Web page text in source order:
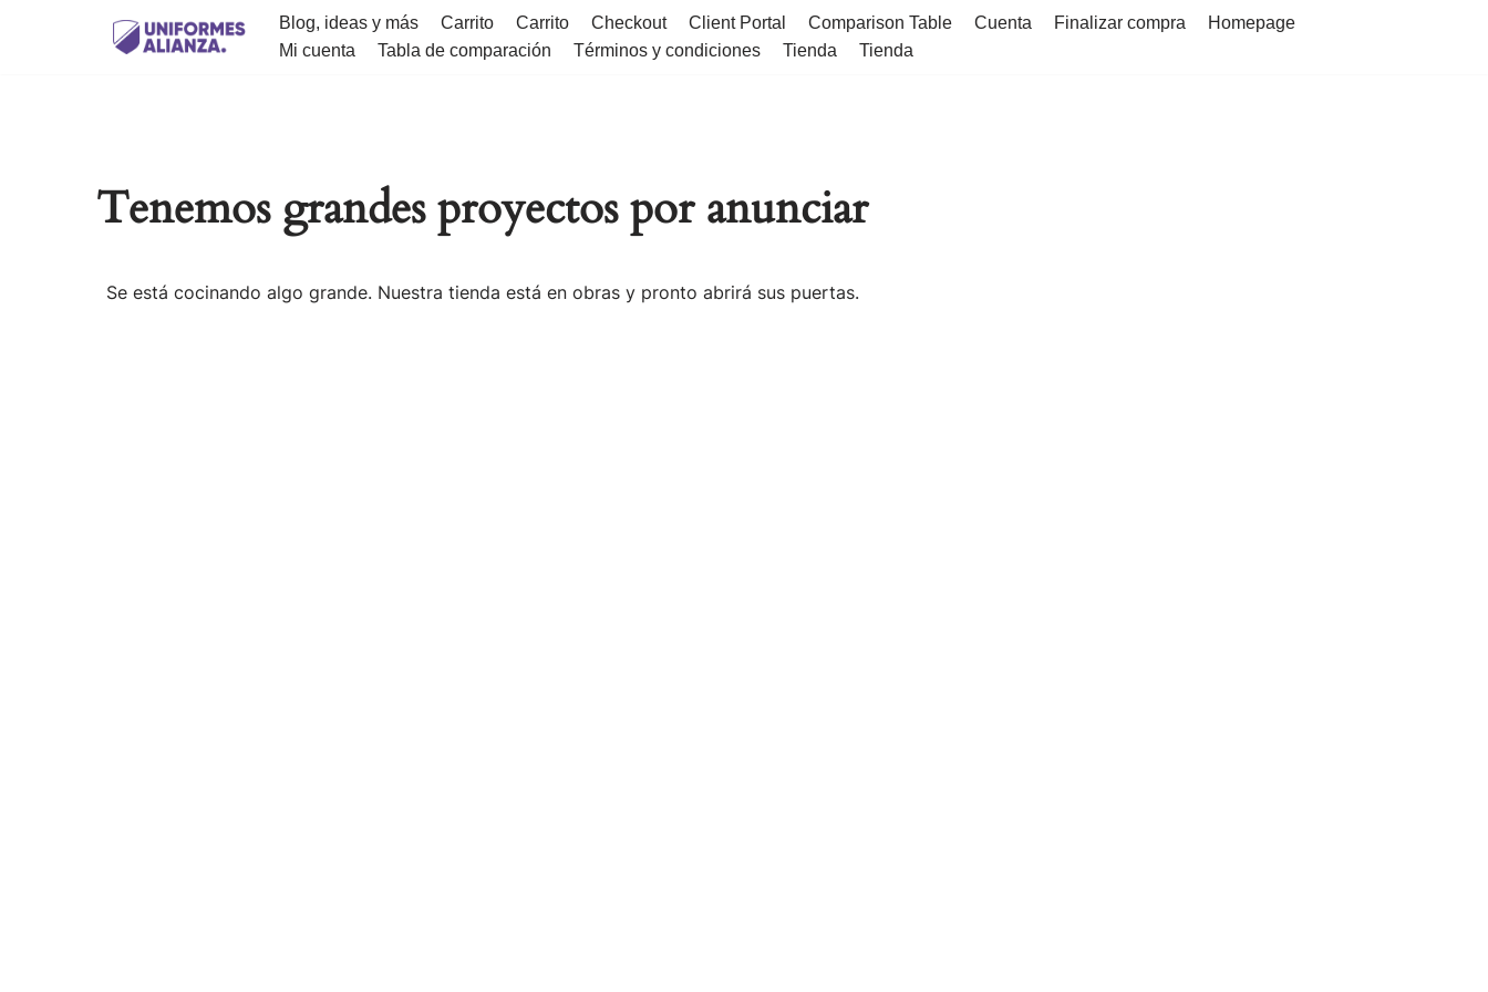
Blog, ideas y más Carrito Carrito Checkout Client Portal Comparison Table Cuenta Finalizar compra
Homepage
Mi cuenta
Tabla de comparación Términos y condiciones Tienda Tienda
Tenemos grandes proyectos por anunciar
Se está cocinando algo grande. Nuestra tienda está en obras y pronto abrirá sus puertas.